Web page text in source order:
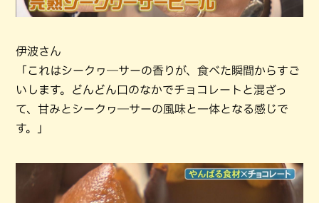
伊波さん
「これはシークヮ―サーの香りが、食べた瞬間からすご
いします。どんどん口のなかでチョコレートと混ざっ
て、甘みとシークヮ―サーの風味と一体となる感じで
す。」